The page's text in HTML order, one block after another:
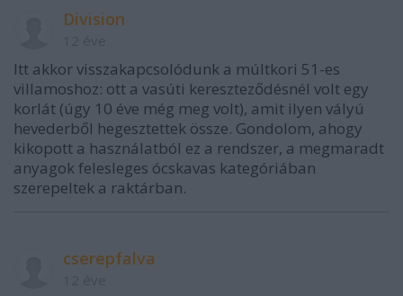
Division
Itt akkor visszakapcsolódunk a múltkori 51-es
villamoshoz: ott a vasúti kereszteződésnél volt egy
korlát (úgy 10 éve még meg volt), amit ilyen vályú
hevederből hegesztettek össze. Gondolom, ahogy
kikopott a használatból ez a rendszer, a megmaradt
anyagok felesleges ócskavas kategóriában
szerepeltek a raktárban.
cserepfalva